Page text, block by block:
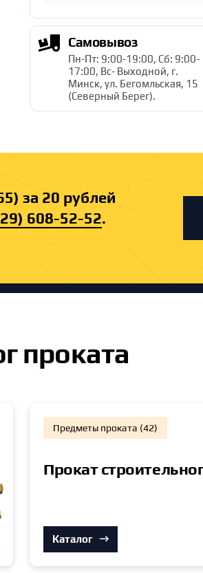
Самовывоз
Пн-Пт: 9:00-19:00, Сб: 9:00-
17:00, Вс- Выходной, г.
Минск, ул. Бегомльская, 15
(Северный Берег).
за 20 рублей
608-52-52.
проката
Предметы проката (42)
Прокат
Каталог